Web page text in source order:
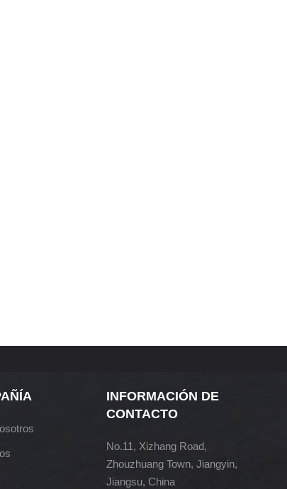
INFORMACIÓN DE
CONTACTO
No.11, Xizhang Road,
Zhouzhuang Town, Jiangyin,
Jiangsu, China